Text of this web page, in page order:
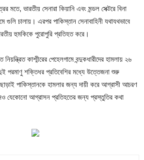
মতে, ভারতীয় সেনারা কিয়ানি এবং মন্ডল সেক্টরে বিনা
গুলি চালায়। এরপর পাকিস্তান সেনাবাহিনী যথাযথভাবে
হুমকিকে পুরোপুরি প্রতিহত করে।
কাশ্মীরের পেহেলগামে বন্দুকধারীদের হামলায় ২৬
পরমাণু শক্তিধর প্রতিবেশির মধ্যে উত্তেজনা শুরু
পাকিস্তানকে হামলার জন্য দায়ী করে আগ্রাসী আচরণ
যেকোনো আগ্রাসন প্রতিহতের জন্য প্রস্তুতির কথা